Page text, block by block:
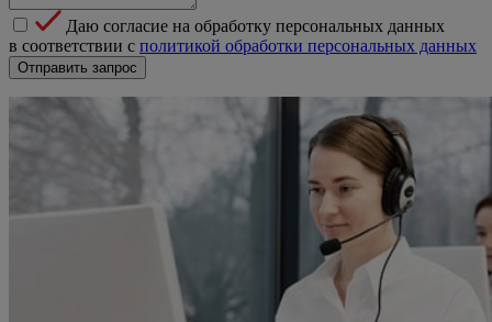
Даю согласие на обработку персональных данных
в соответствии с политикой обработки персональных данных
Отправить запрос